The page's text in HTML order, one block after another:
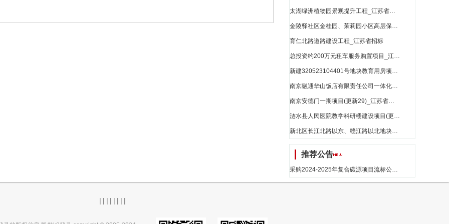
太湖绿洲植物园景观提升工程_江苏省招标
金陵驿社区金桂园、茉莉园小区高层保障房及地下室消防设施修复工程(更新4)_江苏省招标
育仁北路道路建设工程_江苏省招标
总投资约200万元租车服务购置项目_江苏省招标
新建320523104401号地块教育用房项目(更新12)_江苏省招标
南京融通华山饭店有限责任公司一体化酒店项目(更新15)_江苏省招标
南京安德门一期项目(更新29)_江苏省招标
涟水县人民医院教学科研楼建设项目(更新5)_江苏省招标
新北区长江北路以东、赣江路以北地块开发项目(更新17)_江苏省招标
推荐公告
采购2024-2025年复合碳源项目流标公告_江苏省招标
| | | | | | | |